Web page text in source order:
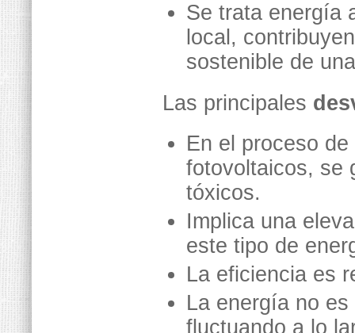
Se trata energía
local,
sostenible de
Las principales
En el proceso
fotovoltaicos, se
tóxicos.
Implica una
este tipo de
La eficiencia es
La energía no
fluctuando a lo